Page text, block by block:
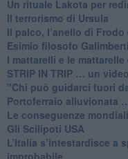
​Un rituale Lakota per
Il terrorismo di Ursula
​Il palco, l’anello di Frodo
Esimio filosofo Galimberti
​I mattarelli e le
​STRIP IN TRIP … un
"Chi può guidarci fuori
​Portoferraio alluvionata
Le conseguenze
​Gli Scilipoti USA
L’Italia s’intestardisce a
improbabile